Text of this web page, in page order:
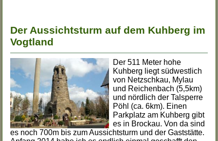
Der Aussichtsturm auf dem Kuhberg im
Vogtland
Der 511 Meter hohe
Kuhberg liegt südwestlich
von Netzschkau, Mylau
und Reichenbach (5,5km)
und nördlich der Talsperre
Pöhl (ca. 6km). Einen
Parkplatz am Kuhberg gibt
es in Brockau. Von da sind
es noch 700m bis zum Aussichtsturm und der Gaststätte.